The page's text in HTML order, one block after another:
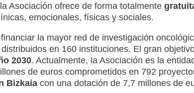
Asociación ofrece de forma totalmente
emocionales, físicas y sociales.
la mayor red de investigación
en 160 instituciones. El gran
2030. Actualmente, la Asociación es la
de euros comprometidos en 792
Bizkaiacon una dotación de 7,7 millones de